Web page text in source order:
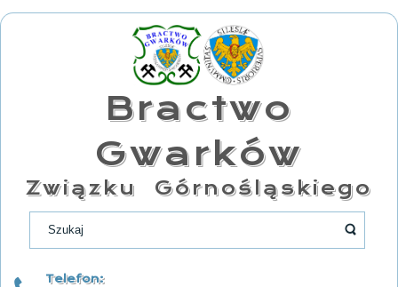
Bractwo
Gwarków
Związku Górnośląskiego
Telefon: